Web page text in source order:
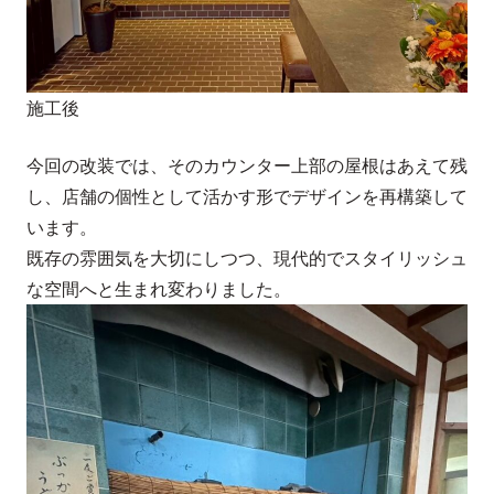
施工後
今回の改装では、そのカウンター上部の屋根はあえて残
し、店舗の個性として活かす形でデザインを再構築して
います。
既存の雰囲気を大切にしつつ、現代的でスタイリッシュ
な空間へと生まれ変わりました。